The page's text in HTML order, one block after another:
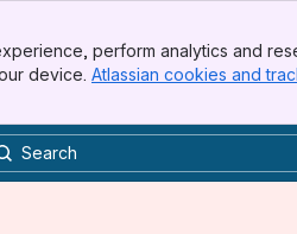
perform analytics and
device. Atlassian cookies and